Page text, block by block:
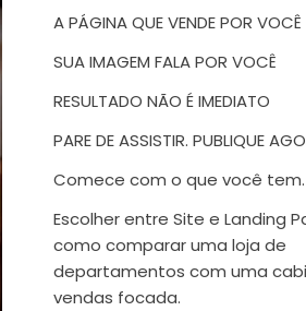
A PÁGINA QUE VENDE POR VOCÊ
SUA IMAGEM FALA POR VOCÊ
RESULTADO NÃO É IMEDIATO
PARE DE ASSISTIR. PUBLIQUE
Comece com o que você tem.
Escolher entre Site e Landing
como comparar uma loja de
departamentos com uma
vendas focada.